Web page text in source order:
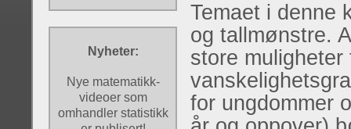
Temaet i denne
og tallmønstre.
store
for ungdommer
Nyheter:
Nye matematikk-
videoer som
omhandler statistikk